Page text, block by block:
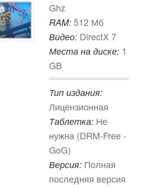
Ghz
RAM: 512 Мб
Видео: DirectX 7
Места на диске: 1
GB
Тип издания:
Лицензионная
Таблетка: Не
нужна (DRM-Free -
GoG)
Версия: Полная
последняя версия